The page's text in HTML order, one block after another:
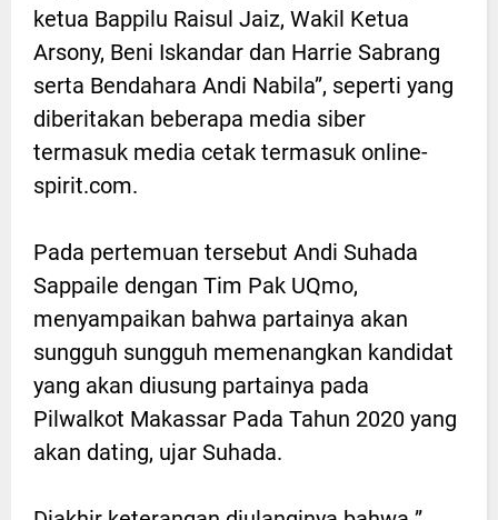
ketua Bappilu Raisul Jaiz, Wakil Ketua
Arsony, Beni Iskandar dan Harrie Sabrang
serta Bendahara Andi Nabila”, seperti yang
diberitakan beberapa media siber
termasuk media cetak termasuk online-
spirit.com.
Pada pertemuan tersebut Andi Suhada
Sappaile dengan Tim Pak UQmo,
menyampaikan bahwa partainya akan
sungguh sungguh memenangkan kandidat
yang akan diusung partainya pada
Pilwalkot Makassar Pada Tahun 2020 yang
akan dating, ujar Suhada.